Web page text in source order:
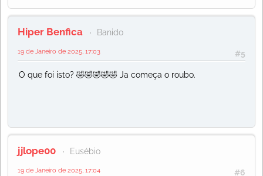
Hiper Benfica Banido
#5
19 de Janeiro de 2025, 17:03
O que foi isto? 🤣🤣🤣🤣🤣 Ja começa o roubo.
jjlope00 Eusébio
#6
19 de Janeiro de 2025, 17:04